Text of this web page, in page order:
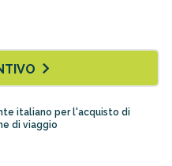
italiano per l'acquisto di
di viaggio